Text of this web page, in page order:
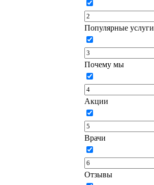
Популярные услуги
Почему мы
Акции
Врачи
Отзывы